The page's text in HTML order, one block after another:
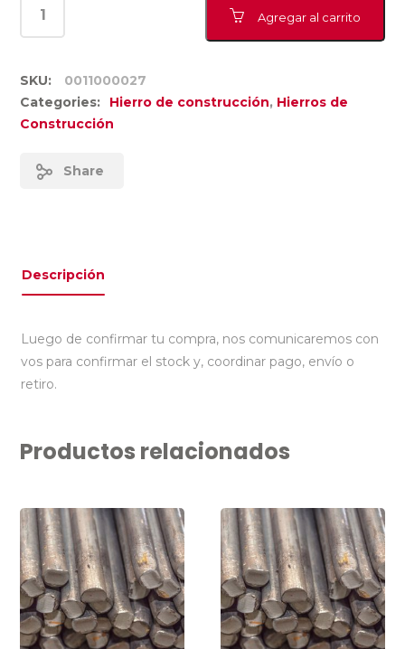
Agregar al carrito
SKU:
0011000027
Categories:
Hierro de construcción, Hierros de
Construcción
Share
Descripción
Luego de confirmar tu compra, nos comunicaremos con
vos para confirmar el stock y, coordinar pago, envío o
retiro.
Productos relacionados